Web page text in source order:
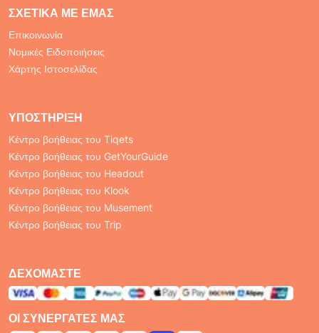
ΣΧΕΤΙΚΆ ΜΕ ΕΜΆΣ
Επικοινωνία
Νομικές Ειδοποιήσεις
Χάρτης Ιστοσελίδας
ΥΠΟΣΤΉΡΙΞΗ
Κέντρο βοήθειας του Tiqets
Κέντρο βοήθειας του GetYourGuide
Κέντρο βοήθειας του Headout
Κέντρο βοήθειας του Klook
Κέντρο βοήθειας του Musement
Κέντρο βοήθειας του Trip
ΔΕΧΌΜΑΣΤΕ
ΟΙ ΣΥΝΕΡΓΆΤΕΣ ΜΑΣ